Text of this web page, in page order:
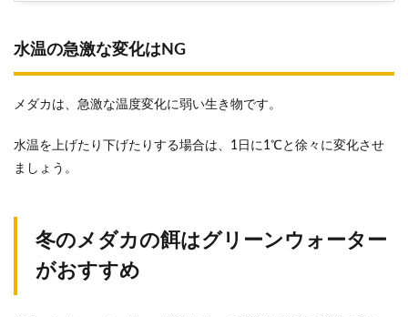
水温の急激な変化はNG
メダカは、急激な温度変化に弱い生き物です。
水温を上げたり下げたりする場合は、1日に1℃と徐々に変化させ
ましょう。
冬のメダカの餌はグリーンウォーター
がおすすめ